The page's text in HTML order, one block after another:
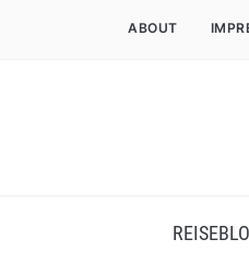
ABOUT